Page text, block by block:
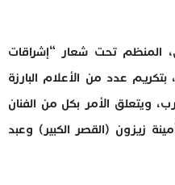
المنظم تحت شعار “إشراقات
عدد من الأعلام البارزة
ويتعلق الأمر بكل من الفنان
زيزون (القصر الكبير) وعبد